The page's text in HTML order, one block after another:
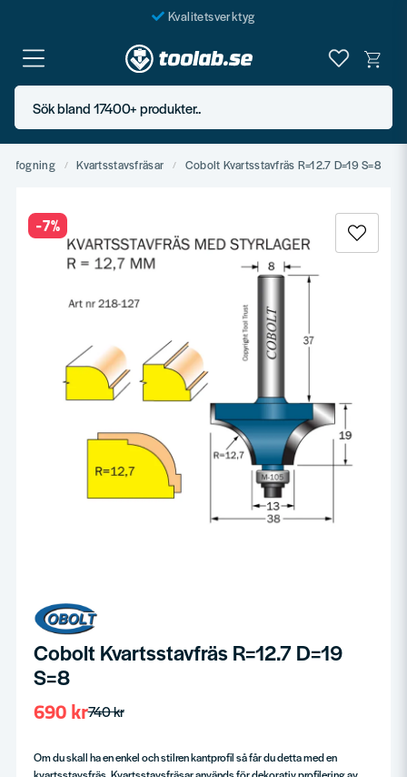
Kvalitetsverktyg
Fraktfritt över 999 SEK*
En järnhandel för alla
Butik i Göteborg
Sök bland 17400+ produkter..
Kvartsstavsfräsar Cobolt Kvartsstavfräs R=12.7 D=19 S=8
-7%
Cobolt Kvartsstavfräs R=12.7 D=19
S=8
740 kr
690 kr
Om du skall ha en enkel och stilren kantprofil så får du detta med en